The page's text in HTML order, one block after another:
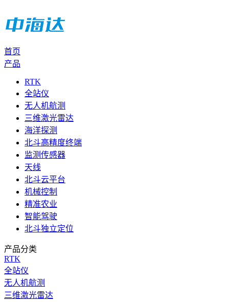
首页
产品
RTK
全站仪
无人机航测
三维激光雷达
海洋探测
北斗高精度终端
监测传感器
天线
北斗云平台
机械控制
精准农业
智能驾驶
北斗独立定位
产品分类
RTK
全站仪
无人机航测
三维激光雷达